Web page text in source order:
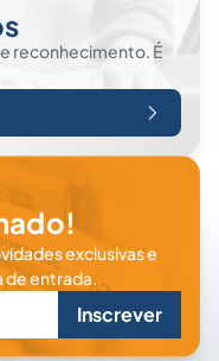
reconhecimento. É
exclusivas e
de entrada.
Inscrever